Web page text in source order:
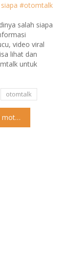
siapa #otomtalk
salah siapa
video viral
lihat dan
untuk
otomtalk
masyarakat